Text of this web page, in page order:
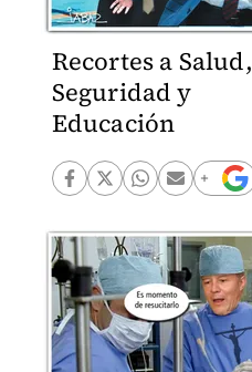
Recortes a Salud,
Seguridad y
Educación